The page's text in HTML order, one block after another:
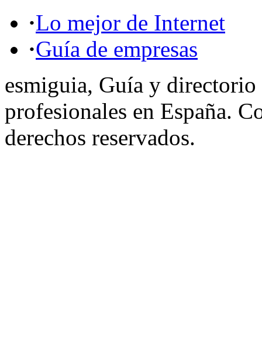
·Lo mejor de Internet
·Guía de empresas
esmiguia, Guía y directorio
profesionales en España.
derechos reservados.